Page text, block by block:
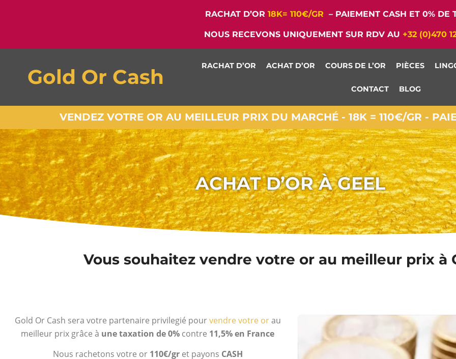
RACHAT D’OR 18K= 110€/GR – PAIEMENT CASH ET 0% DE
NOUS RECEVONS UNIQUEMENT SUR RDV AU +32 (0)470
Gold Or Cash RACHAT D’OR ACHAT D’OR COURS DE L’OR PIÈCES
CONTACT BLOG
VENDEZ VOTRE OR AU MEILLEUR PRIX DU MARCHÉ - 18K = 110€/GR -
ACHAT D’OR À GEEL
Vous souhaitez vendre votre or au meilleur prix à
Gold Or Cash sera votre partenaire privilegié pourvendre votre orau
meilleur prix grâce à une taxation de 0% contre 11,5% en France
Nous rachetons votre or 110€/gr et payons CASH